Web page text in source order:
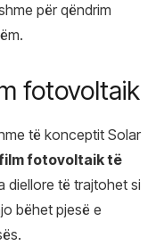
për qëndrim
fotovoltaik
të konceptit Solar
fotovoltaik të
diellore të trajtohet si
bëhet pjesë e